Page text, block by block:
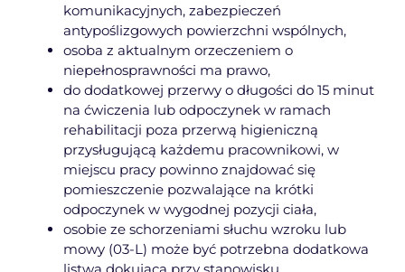
komunikacyjnych, zabezpieczeń
antypoślizgowych powierzchni wspólnych,
osoba z aktualnym orzeczeniem o
niepełnosprawności ma prawo,
do dodatkowej przerwy o długości do 15 minut
na ćwiczenia lub odpoczynek w ramach
rehabilitacji poza przerwą higieniczną
przysługującą każdemu pracownikowi, w
miejscu pracy powinno znajdować się
pomieszczenie pozwalające na krótki
odpoczynek w wygodnej pozycji ciała,
osobie ze schorzeniami słuchu wzroku lub
mowy (03-L) może być potrzebna dodatkowa
listwa dokująca przy stanowisku